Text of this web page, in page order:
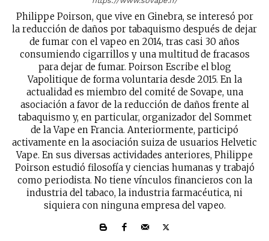
Philippe Poirson, que vive en Ginebra, se interesó por
la reducción de daños por tabaquismo después de dejar
de fumar con el vapeo en 2014, tras casi 30 años
consumiendo cigarrillos y una multitud de fracasos
para dejar de fumar. Poirson Escribe el blog
Vapolitique de forma voluntaria desde 2015. En la
actualidad es miembro del comité de Sovape, una
asociación a favor de la reducción de daños frente al
tabaquismo y, en particular, organizador del Sommet
de la Vape en Francia. Anteriormente, participó
activamente en la asociación suiza de usuarios Helvetic
Vape. En sus diversas actividades anteriores, Philippe
Poirson estudió filosofía y ciencias humanas y trabajó
como periodista. No tiene vínculos financieros con la
industria del tabaco, la industria farmacéutica, ni
siquiera con ninguna empresa del vapeo.